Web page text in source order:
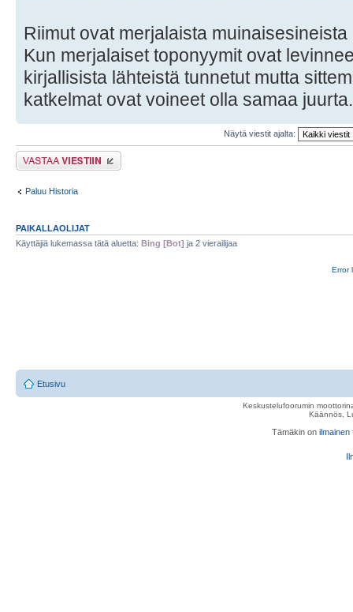
Riimut ovat merjalaista
Kun merjalaiset toponyymit ovat
kirjallisista lähteistä tunnetut mutta
katkelmat ovat voineet olla samaa juurta.
Näytä viestit ajalta:
Lähetä vastaus
Paluu Historia
PAIKALLAOLIJAT
Käyttäjiä lukemassa tätä aluetta: Bing [Bot] ja 2 vierailijaa
Error
Etusivu
Keskustelufoorumin
Käännös,
Tämäkin on ilmainen